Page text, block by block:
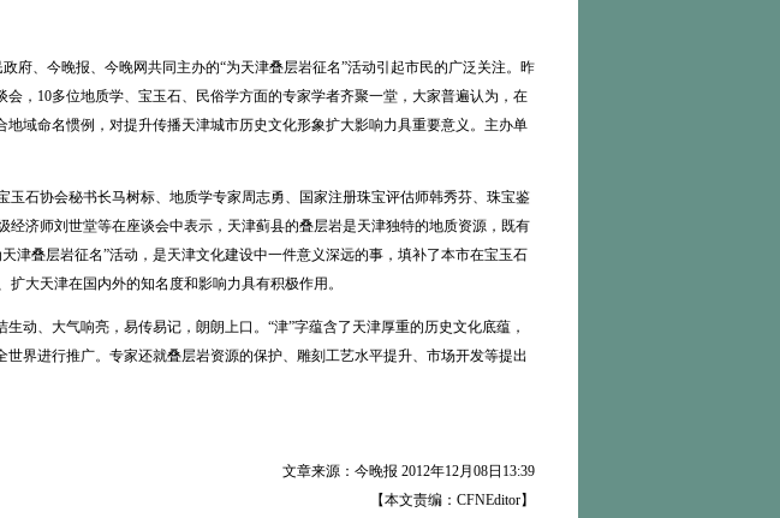
、今晚报、今晚网共同主办的“为天津叠层岩征名”活动引起市民的广泛关注。昨
，10多位地质学、宝玉石、民俗学方面的专家学者齐聚一堂，大家普遍认为，在
域命名惯例，对提升传播天津城市历史文化形象扩大影响力具重要意义。主办单
石协会秘书长马树标、地质学专家周志勇、国家注册珠宝评估师韩秀芬、珠宝鉴
济师刘世堂等在座谈会中表示，天津蓟县的叠层岩是天津独特的地质资源，既有
津叠层岩征名”活动，是天津文化建设中一件意义深远的事，填补了本市在宝玉石
大天津在国内外的知名度和影响力具有积极作用。
、大气响亮，易传易记，朗朗上口。“津”字蕴含了天津厚重的历史文化底蕴，
界进行推广。专家还就叠层岩资源的保护、雕刻工艺水平提升、市场开发等提出
文章来源：今晚报 2012年12月08日13:39
【本文责编：CFNEditor】